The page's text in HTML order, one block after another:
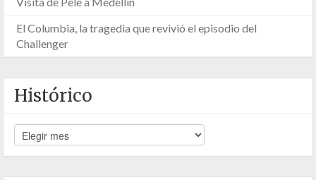
El Columbia, la tragedia que revivió el episodio del
Challenger
Histórico